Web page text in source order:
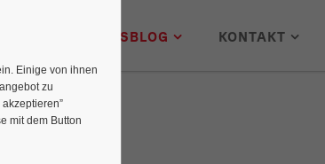
NEWSBLOG KONTAKT
Einige von ihnen
zu
mit dem Button